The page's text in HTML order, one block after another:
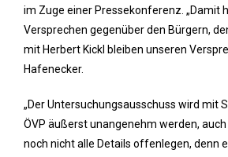
im Zuge einer Pressekonferenz. „Damit
Versprechen gegenüber den Bürgern,
mit Herbert Kickl bleiben unseren
Hafenecker.
„Der Untersuchungsausschuss wird mit
ÖVP äußerst unangenehm werden,
noch nicht alle Details offenlegen, denn